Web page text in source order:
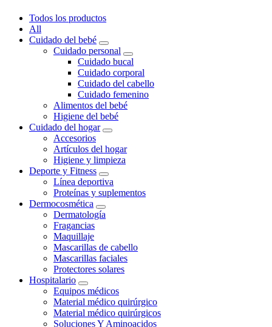
Todos los productos
All
Cuidado del bebé
Cuidado personal
Cuidado bucal
Cuidado corporal
Cuidado del cabello
Cuidado femenino
Alimentos del bebé
Higiene del bebé
Cuidado del hogar
Accesorios
Artículos del hogar
Higiene y limpieza
Deporte y Fitness
Línea deportiva
Proteínas y suplementos
Dermocosmética
Dermatología
Fragancias
Maquillaje
Mascarillas de cabello
Mascarillas faciales
Protectores solares
Hospitalario
Equipos médicos
Material médico quirúrgico
Material médico quirúrgicos
Soluciones Y Aminoacidos